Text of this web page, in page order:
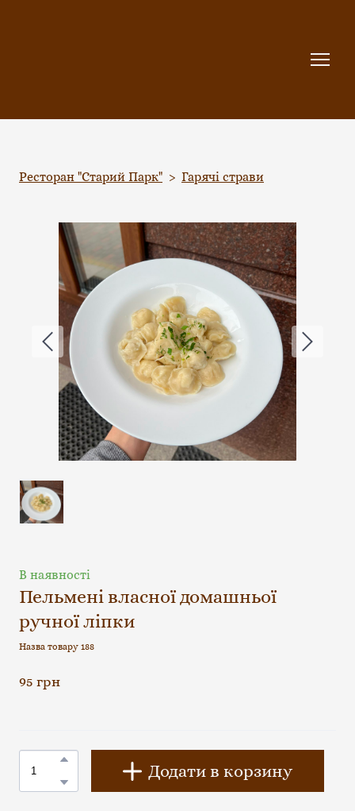
Ресторан "Старий Парк" Гарячі страви
В наявності
Пельмені власної домашньої
ручної ліпки
Назва товару 188
95 грн
Додати в корзину